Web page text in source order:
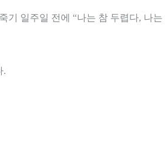
기 일주일 전에 “나는 참 두렵다, 나는
.